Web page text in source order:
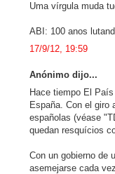
Uma vírgula muda
ABI: 100 anos
17/9/12, 19:59
Anónimo dijo...
Hace tiempo El
España. Con el giro
españolas (véase
quedan resquícios
Con un gobierno de
asemejarse cada